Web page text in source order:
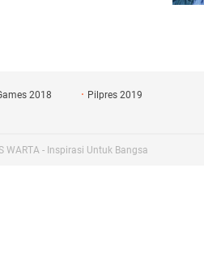
2018
Pilpres 2019
WARTA - Inspirasi Untuk Bangsa